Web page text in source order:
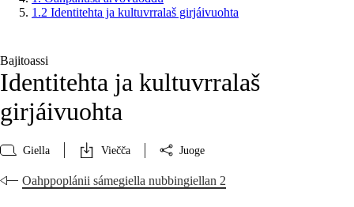
1.2 Identitehta ja kultuvrralaš girjáivuohta
Bajitoassi
Identitehta ja kultuvrralaš
girjáivuohta
Giella Viečča Juoge
Oahppoplánii sámegiella nubbingiellan 2